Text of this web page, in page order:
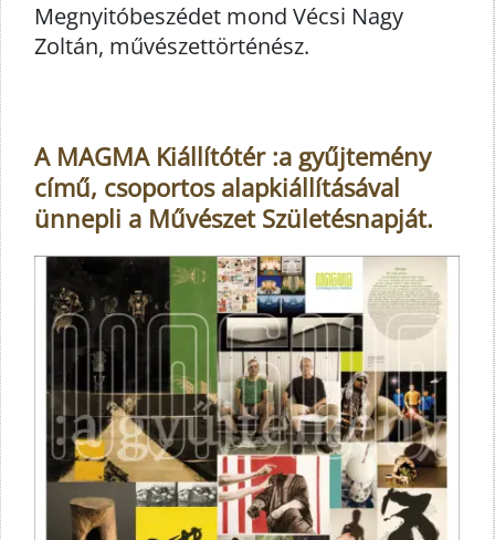
Megnyitóbeszédet mond Vécsi Nagy
Zoltán, művészettörténész.
A MAGMA Kiállítótér :a gyűjtemény
című, csoportos alapkiállításával
ünnepli a Művészet Születésnapját.